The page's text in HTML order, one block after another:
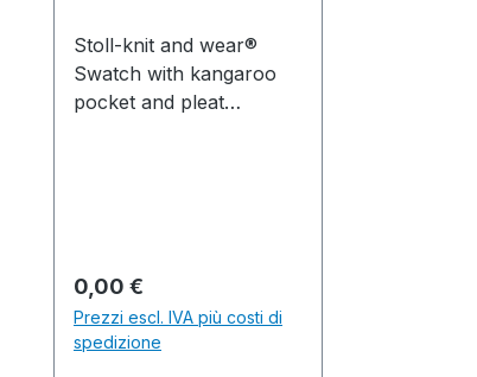
Stoll-knit and wear®
Swatch with kangaroo
pocket and pleat
Faltenbildung durch Fair
Isle am 2x2
Bund.Production time /
Produktionszeit:1 knitted
Prezzo normale:
0,00 €
Prezzi escl. IVA più costi di
spedizione